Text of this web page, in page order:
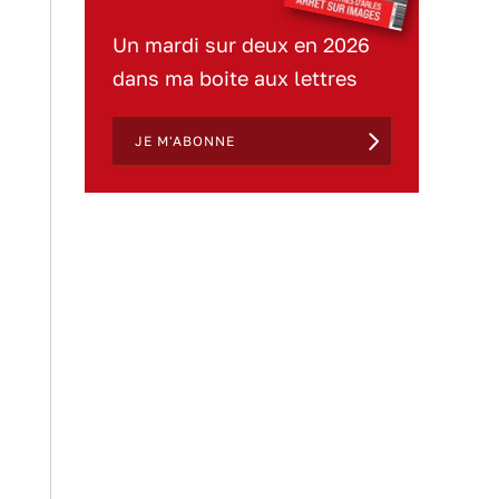
Un mardi sur deux en 2026
dans ma boite aux lettres
JE M'ABONNE